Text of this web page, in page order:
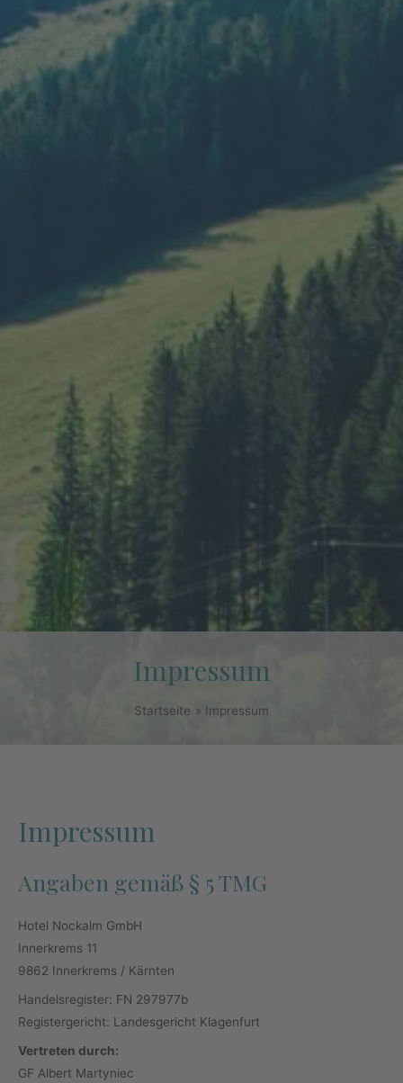
Impressum
Startseite Impressum
Impressum
Angaben gemäß § 5 TMG
Hotel Nockalm GmbH
Innerkrems 11
9862 Innerkrems / Kärnten
Handelsregister: FN 297977b
Registergericht: Landesgericht Klagenfurt
Vertreten durch:
GF Albert Martyniec